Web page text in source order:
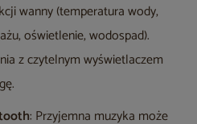
wanny (temperatura wody,
oświetlenie, wodospad).
z czytelnym wyświetlaczem
: Przyjemna muzyka może